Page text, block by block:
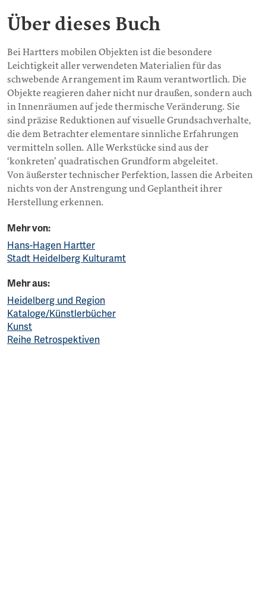
Über dieses Buch
Bei Hartters mobilen Objekten ist die besondere
Leichtigkeit aller verwendeten Materialien für das
schwebende Arrangement im Raum verantwortlich. Die
Objekte reagieren daher nicht nur draußen, sondern auch
in Innenräumen auf jede thermische Veränderung. Sie
sind präzise Reduktionen auf visuelle Grundsachverhalte,
die dem Betrachter elementare sinnliche Erfahrungen
vermitteln sollen. Alle Werkstücke sind aus der
‘konkreten’ quadratischen Grundform abgeleitet.
Von äußerster technischer Perfektion, lassen die Arbeiten
nichts von der Anstrengung und Geplantheit ihrer
Herstellung erkennen.
Mehr von:
Hans-Hagen Hartter
Stadt Heidelberg Kulturamt
Mehr aus:
Heidelberg und Region
Kataloge/Künstlerbücher
Kunst
Reihe Retrospektiven